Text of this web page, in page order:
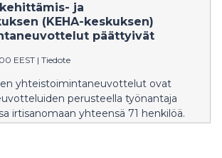
ja
(KEHA-keskuksen)
päättyivät
EEST | Tiedote
yhteistoimintaneuvottelut ovat
perusteella työnantaja
irtisanomaan yhteensä 71 henkilöä.